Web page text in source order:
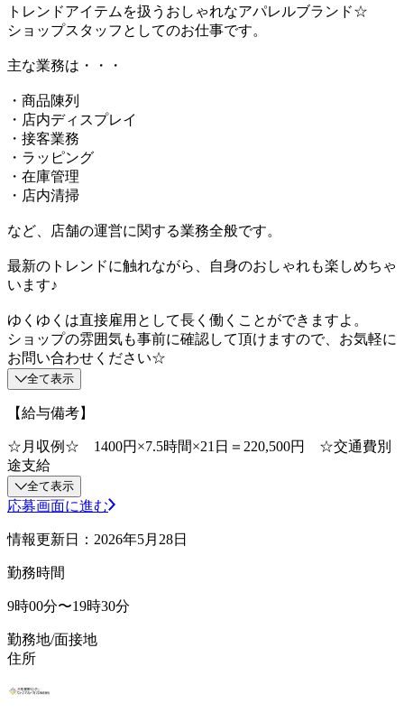
トレンドアイテムを扱うおしゃれなアパレルブランド☆
ショップスタッフとしてのお仕事です。
主な業務は・・・
・商品陳列
・店内ディスプレイ
・接客業務
・ラッピング
・在庫管理
・店内清掃
など、店舗の運営に関する業務全般です。
最新のトレンドに触れながら、自身のおしゃれも楽しめちゃ
います♪
ゆくゆくは直接雇用として長く働くことができますよ。
ショップの雰囲気も事前に確認して頂けますので、お気軽に
お問い合わせください☆
全て表示
【給与備考】
☆月収例☆ 1400円×7.5時間×21日＝220,500円 ☆交通費別
途支給
全て表示
応募画面に進む
情報更新日：2026年5月28日
勤務時間
9時00分〜19時30分
勤務地/面接地
住所